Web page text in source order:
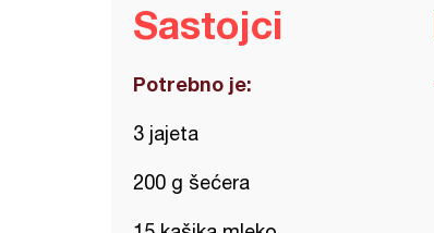
Sastojci
Potrebno je:
3 jajeta
200 g šećera